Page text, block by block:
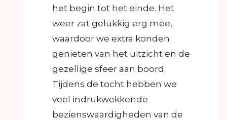
het begin tot het einde. Het
weer zat gelukkig erg mee,
waardoor we extra konden
genieten van het uitzicht en de
gezellige sfeer aan boord.
Tijdens de tocht hebben we
veel indrukwekkende
bezienswaardigheden van de